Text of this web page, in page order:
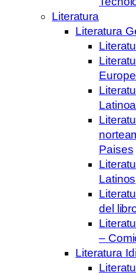
Literatura
Literatura
Paises
Latinos
del
–
Literatura